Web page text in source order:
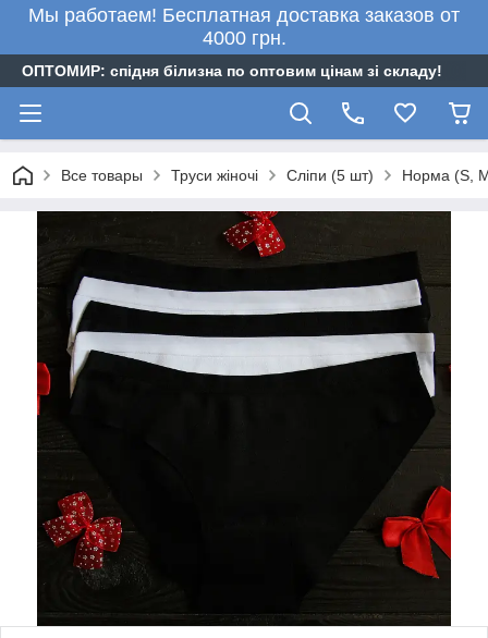
Мы работаем! Бесплатная доставка заказов от
4000 грн.
ОПТОМИР: спідня білизна по оптовим цінам зі складу!
Все товары Труси жіночі Сліпи (5 шт) Норма (S,